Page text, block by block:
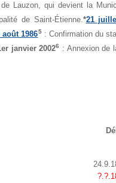
Lauzon, qui devient la
de Saint-Étienne.*21
août 19865: Confirmation du
janvier 20026
: Annexion de